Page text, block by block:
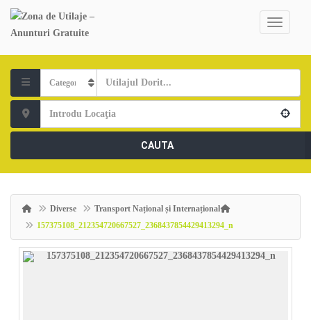
CAUTA
Diverse
Transport Național și Internațional
157375108_212354720667527_2368437854429413294_n